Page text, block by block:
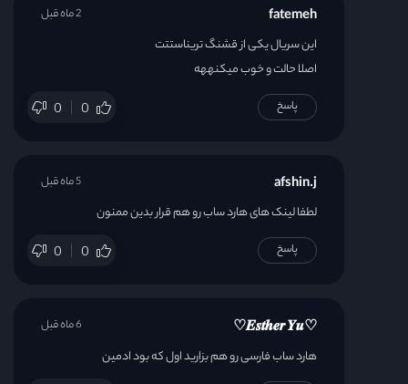
fatemeh
این سریال یکی از قشنگ تریناستتت
اصلا حالت و خوب میکنههه
0 0
2 ماه قبل
پاسخ
afshin.j
لطفا لینک های هارد ساب رو هم قرار بدین ممنون
0 0
5 ماه قبل
پاسخ
♡️𝑬𝒔𝒕𝒉𝒆𝒓 𝒀𝒖♡️
هارد ساب فارسی رو هم بزارید اول که بود ادمین
6 ماه قبل